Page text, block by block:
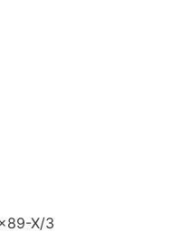
X/3